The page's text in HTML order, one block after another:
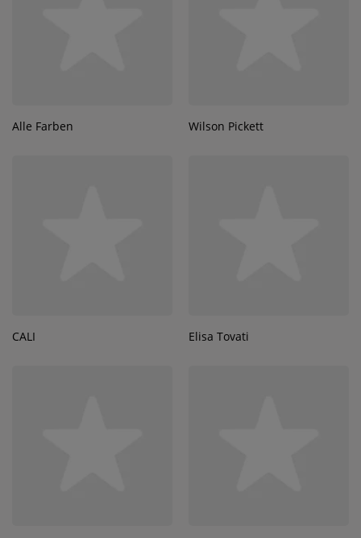
Alle Farben Wilson Pickett
CALI Elisa Tovati